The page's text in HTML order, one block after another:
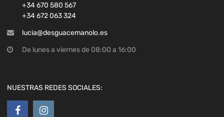
+34 670 580 567
+34 672 063 324
lucia@desguacemanolo.es
De lunes a viernes de 08:00 a 16:00
NUESTRAS REDES SOCIALES: